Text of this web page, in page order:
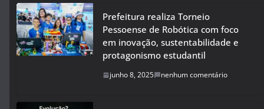
Prefeitura realiza Torneio
Pessoense de Robótica com foco
em inovação, sustentabilidade e
protagonismo estudantil
junho 8, 2025 nenhum comentário